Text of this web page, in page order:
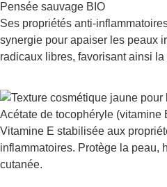
Pensée sauvage BIO
Ses propriétés anti-
synergie pour apaiser les peaux
radicaux libres, favorisant ainsi
Acétate de tocophéryle (vitamine
Vitamine E stabilisée aux
inflammatoires. Protège la peau,
cutanée.